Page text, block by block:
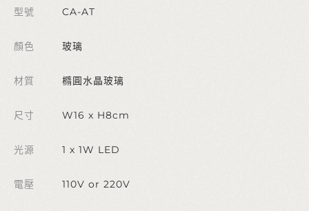
型號 CA-AT
顏色 玻璃
材質 橢圓水晶玻璃
尺寸 W16 x H8cm
光源 1 x 1W LED
電壓 110V or 220V